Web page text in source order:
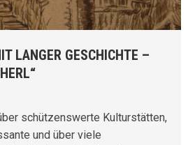
LANGER GESCHICHTE –
schützenswerte Kulturstätten,
und über viele